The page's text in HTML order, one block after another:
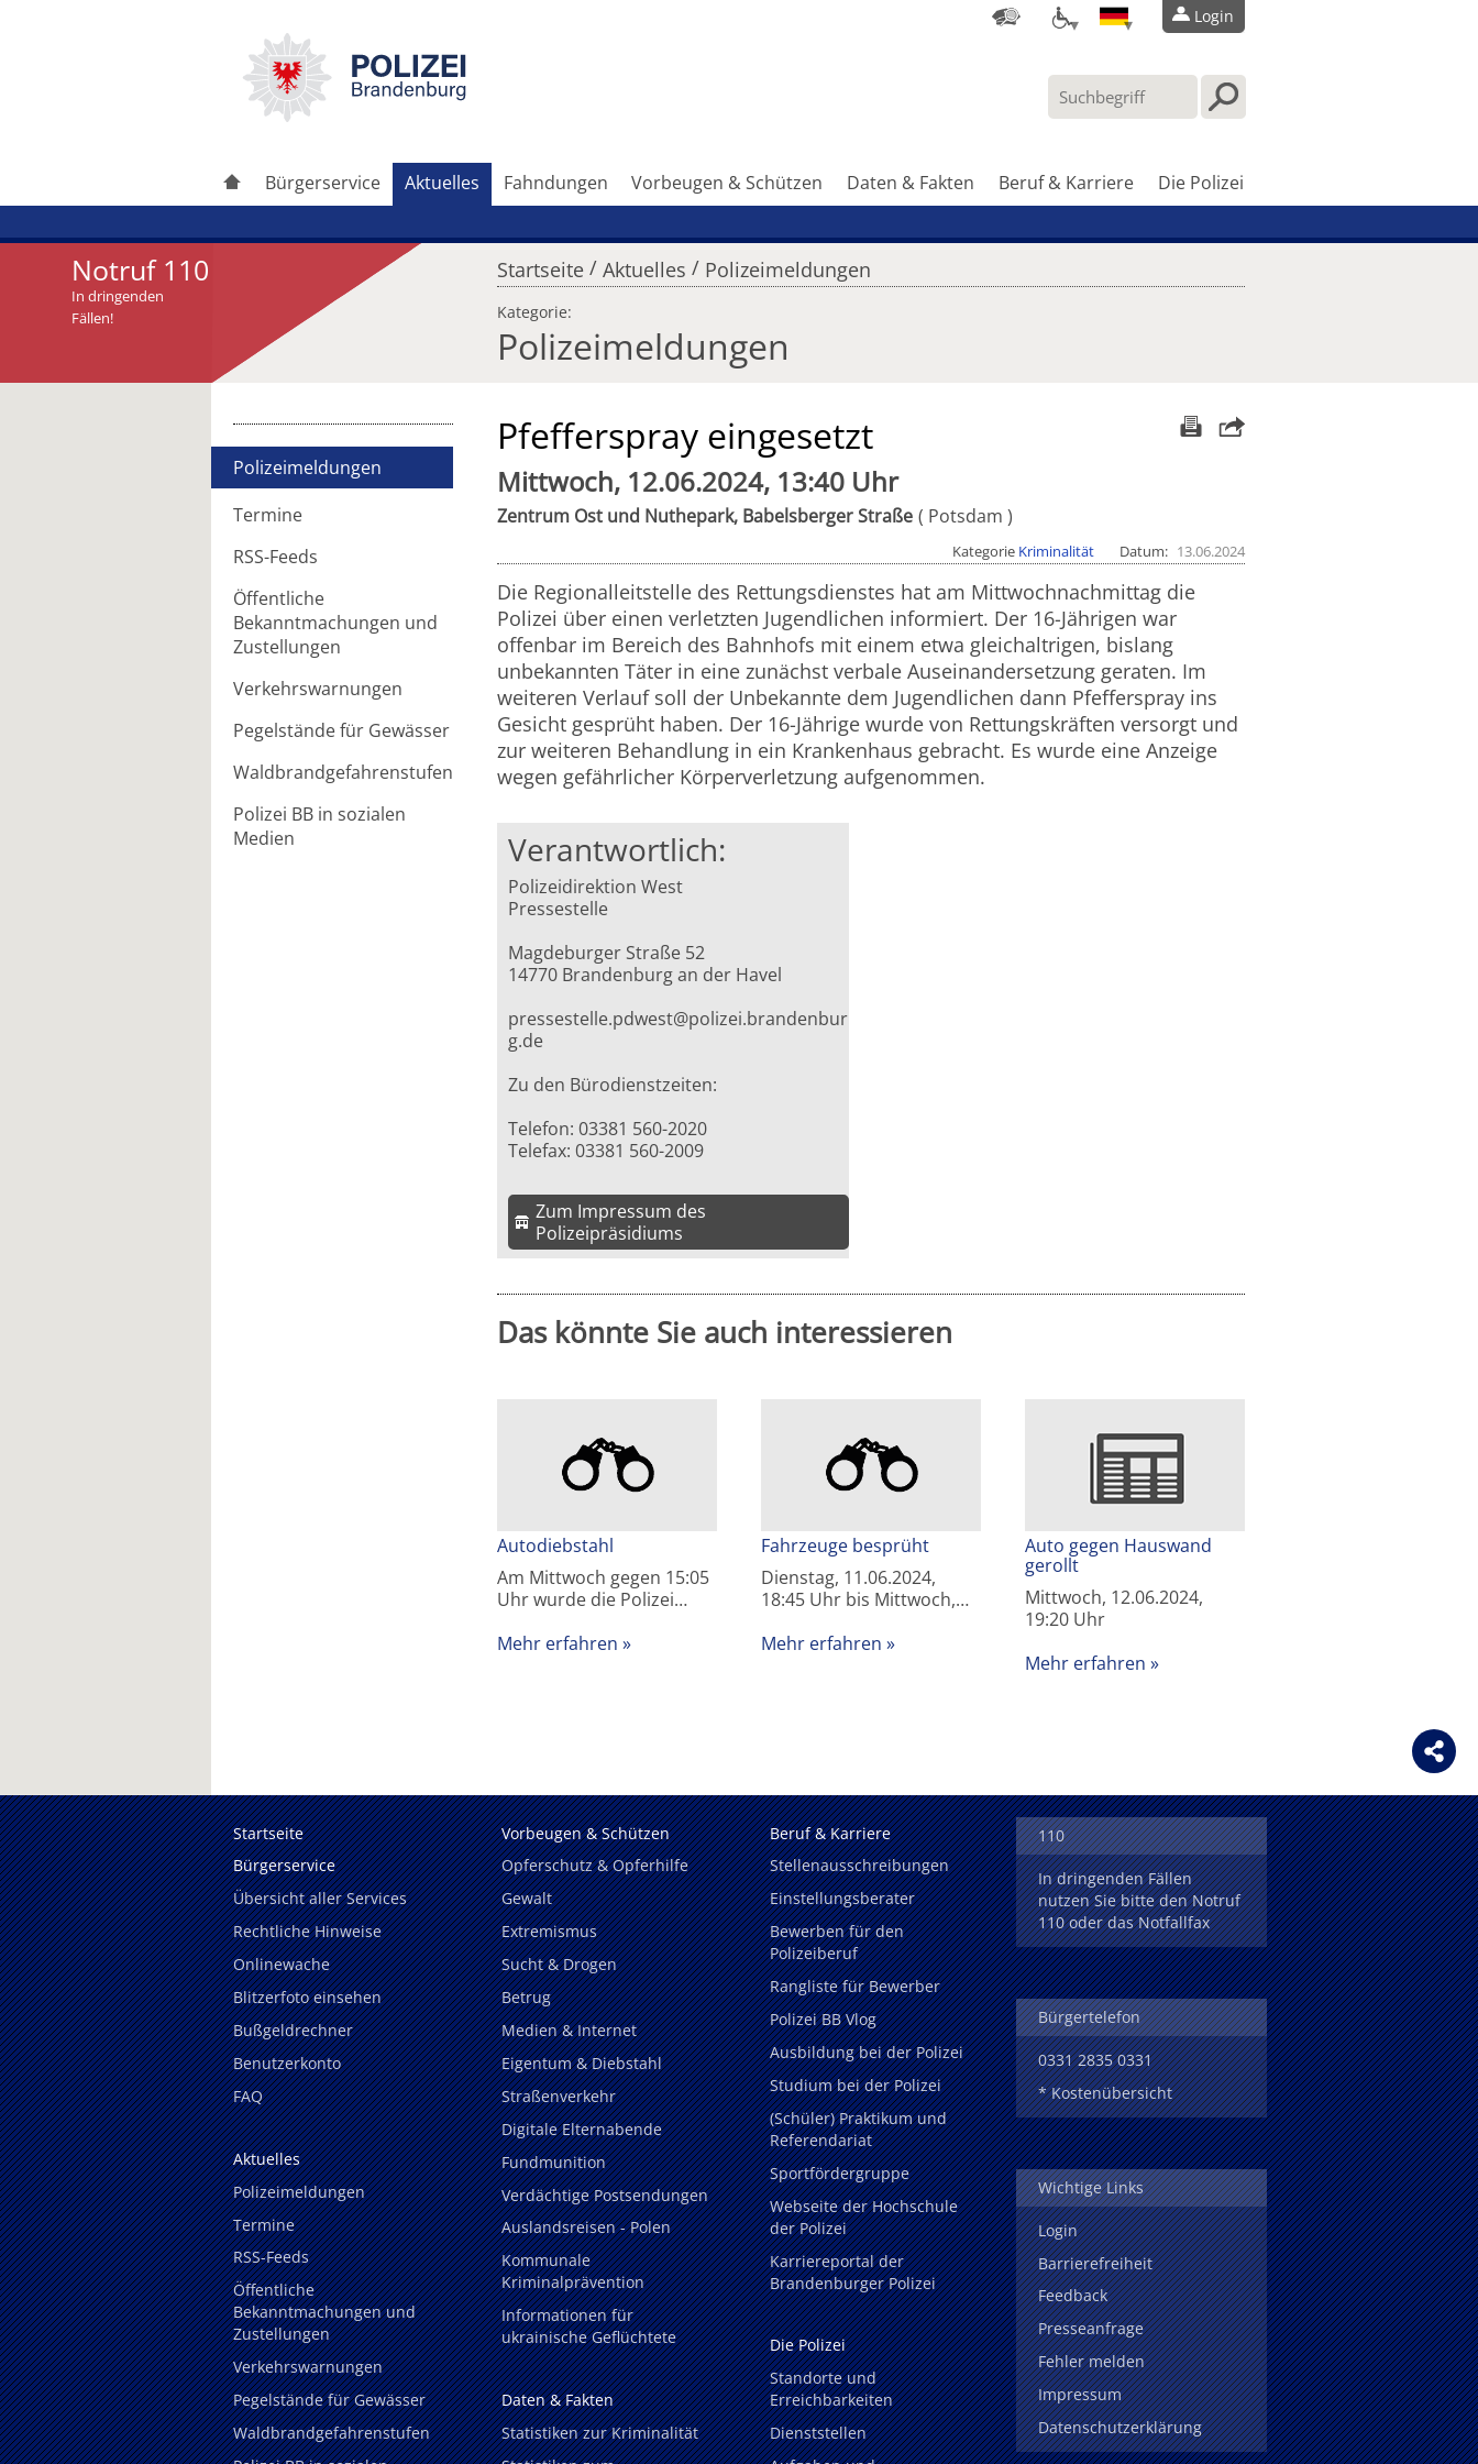
Login
Bürgerservice Aktuelles Fahndungen Vorbeugen & Schützen Daten & Fakten Beruf & Karriere Die Polizei
Notruf 110
In dringenden
Fällen!
Startseite / Aktuelles / Polizeimeldungen
Kategorie:
Polizeimeldungen
Polizeimeldungen
Termine
RSS-Feeds
Öffentliche
Bekanntmachungen und
Zustellungen
Verkehrswarnungen
Pegelstände für Gewässer
Waldbrandgefahrenstufen
Polizei BB in sozialen
Medien
Artikel weiterleiten Pfefferspray eingesetzt
Mittwoch, 12.06.2024, 13:40 Uhr
Zentrum Ost und Nuthepark, Babelsberger Straße Potsdam
Kategorie Kriminalität Datum 13.06.2024
Die Regionalleitstelle des Rettungsdienstes hat am Mittwochnachmittag die
Polizei über einen verletzten Jugendlichen informiert. Der 16-Jährigen war
offenbar im Bereich des Bahnhofs mit einem etwa gleichaltrigen, bislang
unbekannten Täter in eine zunächst verbale Auseinandersetzung geraten. Im
weiteren Verlauf soll der Unbekannte dem Jugendlichen dann Pfefferspray ins
Gesicht gesprüht haben. Der 16-Jährige wurde von Rettungskräften versorgt und
zur weiteren Behandlung in ein Krankenhaus gebracht. Es wurde eine Anzeige
wegen gefährlicher Körperverletzung aufgenommen.
Verantwortlich:
Polizeidirektion West
Pressestelle
Magdeburger Straße 52
14770 Brandenburg an der Havel
pressestelle.pdwest@polizei.brandenbur
g.de
Zu den Bürodienstzeiten:
Telefon: 03381 560-2020
Telefax: 03381 560-2009
Zum Impressum des
Polizeipräsidiums
Das könnte Sie auch interessieren
Autodiebstahl
Am Mittwoch gegen 15:05
Uhr wurde die Polizei…
Mehr erfahren
Fahrzeuge besprüht
Dienstag, 11.06.2024,
18:45 Uhr bis Mittwoch,…
Mehr erfahren
Auto gegen Hauswand
gerollt
Mittwoch, 12.06.2024,
19:20 Uhr
Mehr erfahren
Startseite
Bürgerservice
Übersicht aller Services
Rechtliche Hinweise
Onlinewache
Blitzerfoto einsehen
Bußgeldrechner
Benutzerkonto
FAQ
Aktuelles
Polizeimeldungen
Termine
RSS-Feeds
Öffentliche
Bekanntmachungen und
Zustellungen
Verkehrswarnungen
Pegelstände für Gewässer
Waldbrandgefahrenstufen
Vorbeugen & Schützen
Opferschutz & Opferhilfe
Gewalt
Extremismus
Sucht & Drogen
Betrug
Medien & Internet
Eigentum & Diebstahl
Straßenverkehr
Digitale Elternabende
Fundmunition
Verdächtige Postsendungen
Auslandsreisen - Polen
Kommunale
Kriminalprävention
Informationen für
ukrainische Geflüchtete
Daten & Fakten
Statistiken zur Kriminalität
Beruf & Karriere
Stellenausschreibungen
Einstellungsberater
Bewerben für den
Polizeiberuf
Rangliste für Bewerber
Polizei BB Vlog
Ausbildung bei der Polizei
Studium bei der Polizei
(Schüler) Praktikum und
Referendariat
Sportfördergruppe
Webseite der Hochschule
der Polizei
Karriereportal der
Brandenburger Polizei
Die Polizei
Standorte und
Erreichbarkeiten
Dienststellen
110
In dringenden Fällen
nutzen Sie bitte den Notruf
110 oder das Notfallfax
Bürgertelefon
0331 2835 0331
* Kostenübersicht
Wichtige Links
Login
Barrierefreiheit
Feedback
Presseanfrage
Fehler melden
Impressum
Datenschutzerklärung